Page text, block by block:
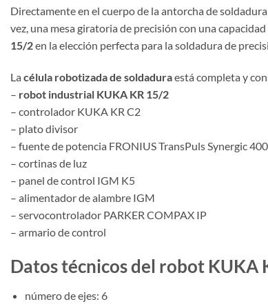
Directamente en el cuerpo de la antorcha de
vez, una mesa giratoria de precisión con una
15/2en la elección perfecta para la soldadura de
La célula robotizada de soldaduraestá completa y
– robot industrial KUKA KR 15/2
– controlador KUKA KR C2
– plato divisor
– fuente de potencia FRONIUS TransPuls Synergic
– cortinas de luz
– panel de control IGM K5
– alimentador de alambre IGM
– servocontrolador PARKER COMPAX IP
– armario de control
Datos técnicos del robot KUKA
número de ejes: 6